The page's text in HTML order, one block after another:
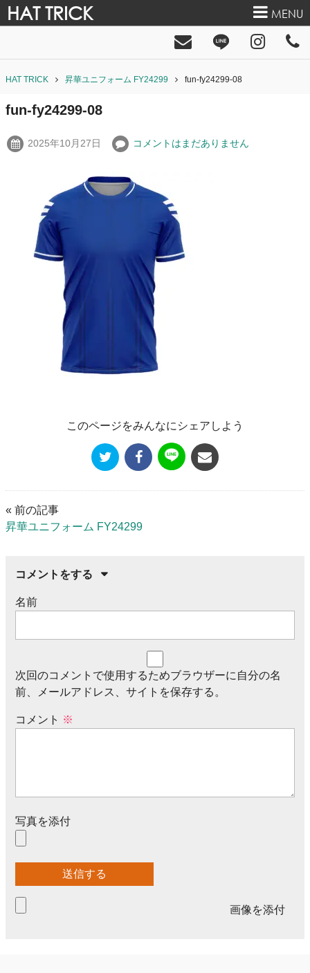
HAT TRICK MENU
HAT TRICK 昇華ユニフォーム FY24299 fun-fy24299-08
fun-fy24299-08
2025年10月27日 コメントはまだありません
このページをみんなにシェアしよう
« 前の記事
昇華ユニフォーム FY24299
コメントをする
名前
次回のコメントで使用するためブラウザーに自分の名
前、メールアドレス、サイトを保存する。
コメント ※
写真を添付
画像を添付